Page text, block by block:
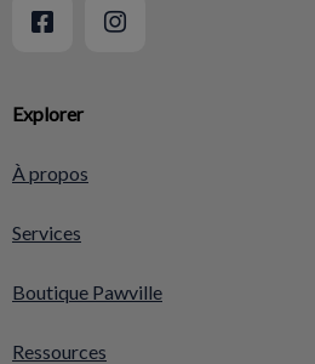
Explorer
À propos
Services
Boutique Pawville
Ressources